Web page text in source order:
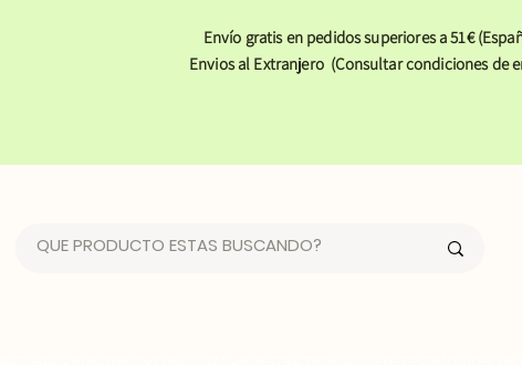
Envío gratis en pedidos superiores a 51€
Envios al Extranjero (Consultar condiciones de